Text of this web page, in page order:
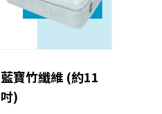
藍寶竹纖維 (約11
吋)